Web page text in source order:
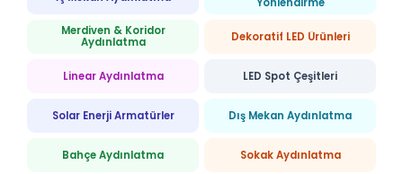
Merdiven & Koridor
Aydınlatma
Dekoratif LED Ürünleri
Linear Aydınlatma LED Spot Çeşitleri
Solar Enerji Armatürler Dış Mekan Aydınlatma
Bahçe Aydınlatma Sokak Aydınlatma